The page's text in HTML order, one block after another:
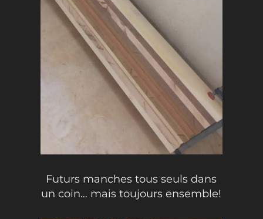
Futurs manches tous seuls dans
un coin… mais toujours ensemble!